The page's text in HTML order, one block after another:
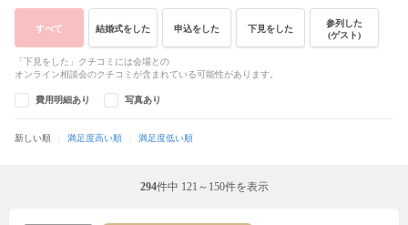
すべて 結婚式をした 申込をした 下見をした
参列した
(ゲスト)
「下見をした」クチコミには会場との
オンライン相談会のクチコミが含まれている可能性があります。
費用明細あり 写真あり
新しい順 満足度高い順 満足度低い順
294件中 121～150件を表示